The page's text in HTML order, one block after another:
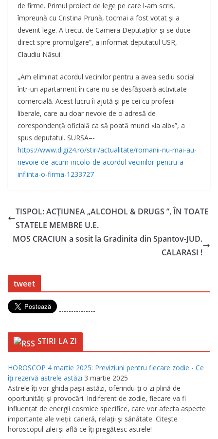
de firme. Primul proiect de lege pe care l-am scris,
împreună cu Cristina Prună, tocmai a fost votat și a
devenit lege. A trecut de Camera Deputaților și se duce
direct spre promulgare”, a informat deputatul USR,
Claudiu Năsui.
„Am eliminat acordul vecinilor pentru a avea sediu social
într-un apartament în care nu se desfășoară activitate
comercială. Acest lucru îi ajută și pe cei cu profesii
liberale, care au doar nevoie de o adresă de
corespondență oficială ca să poată munci «la alb»”, a
spus deputatul. SURSA–-
https://www.digi24.ro/stiri/actualitate/romanii-nu-mai-au-
nevoie-de-acum-incolo-de-acordul-vecinilor-pentru-a-
infiinta-o-firma-1233727
TISPOL: ACŢIUNEA „ALCOHOL & DRUGS ”, ÎN TOATE
STATELE MEMBRE U.E.
MOS CRACIUN a sosit la Gradinita din Spantov-JUD.
CALARASI !
tweet
---------------
STIRI LA ZI
HOROSCOP 4 martie 2025: Previziuni pentru fiecare zodie - Ce
îţi rezervă astrele astăzi 3 martie 2025
Astrele îţi vor ghida paşii astăzi, oferindu-ţi o zi plină de
oportunităţi şi provocări. Indiferent de zodie, fiecare va fi
influenţat de energii cosmice specifice, care vor afecta aspecte
importante ale vieţii: carieră, relaţii şi sănătate. Citeşte
horoscopul zilei şi află ce îţi pregătesc astrele!